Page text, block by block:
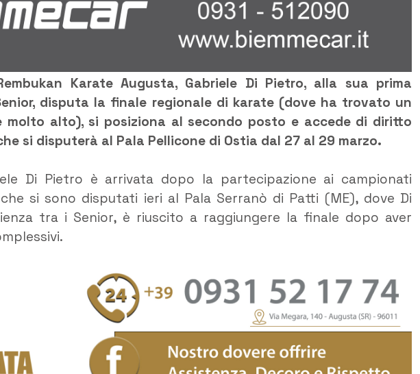
Karate Augusta, Gabriele Di Pietro, alla sua prima
disputa la finale regionale di karate (dove ha trovato un
molto alto), si posiziona al secondo posto e accede di diritto
si disputerà al Pala Pellicone di Ostia dal 27 al 29 marzo.
Di Pietro è arrivata dopo la partecipazione ai campionati
si sono disputati ieri al Pala Serranò di Patti (ME), dove Di
tra i Senior, è riuscito a raggiungere la finale dopo aver